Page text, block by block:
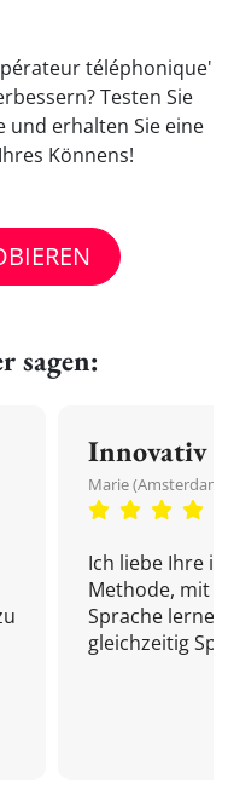
téléphonique'
Testen Sie
und erhalten Sie eine
Könnens!
sagen:
Innovativ
Marie
Ich liebe Ihre
Methode, mit
Sprache
gleichzeitig